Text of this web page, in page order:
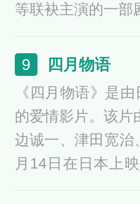
等联袂主演的一部
后，为中年失明的
上肾衰竭被送回训
犬示范表演时，
患白血病去世。
9 四月物语
《四月物语》是
的爱情影片。该片
边诚一、津田宽治
月14日在日本上